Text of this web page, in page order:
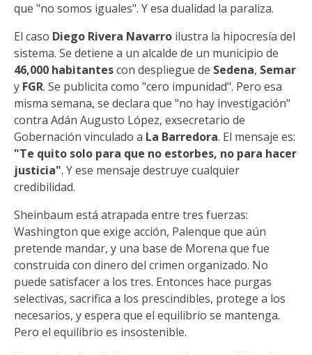
que "no somos iguales". Y esa dualidad la paraliza.
El caso Diego Rivera Navarro ilustra la hipocresía del
sistema. Se detiene a un alcalde de un municipio de
46,000 habitantescon despliegue de Sedena, Semar
y FGR. Se publicita como "cero impunidad". Pero esa
misma semana, se declara que "no hay investigación"
contra Adán Augusto López, exsecretario de
Gobernación vinculado a La Barredora. El mensaje es:
"Te quito solo para que no estorbes, no para hacer
justicia". Y ese mensaje destruye cualquier
credibilidad.
Sheinbaum está atrapada entre tres fuerzas:
Washington que exige acción, Palenque que aún
pretende mandar, y una base de Morena que fue
construida con dinero del crimen organizado. No
puede satisfacer a los tres. Entonces hace purgas
selectivas, sacrifica a los prescindibles, protege a los
necesarios, y espera que el equilibrio se mantenga.
Pero el equilibrio es insostenible.